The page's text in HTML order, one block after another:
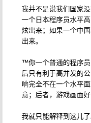
我并不是说我们国家
一个日本程序员水平
炫出来；如果一个中
出来。
™你一个普通的程序
后只有利于高并发的
响完全不在一个水平
意；后者，游戏画面
我就只能解释到这儿了